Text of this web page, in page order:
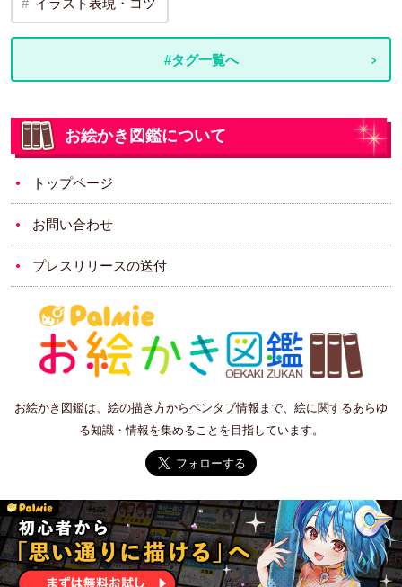
#タグ一覧へ
お絵かき図鑑について
トップページ
お問い合わせ
プレスリリースの送付
お絵かき図鑑は、絵の描き方からペンタブ情報まで、絵に関するあらゆ
る知識・情報を集めることを目指しています。